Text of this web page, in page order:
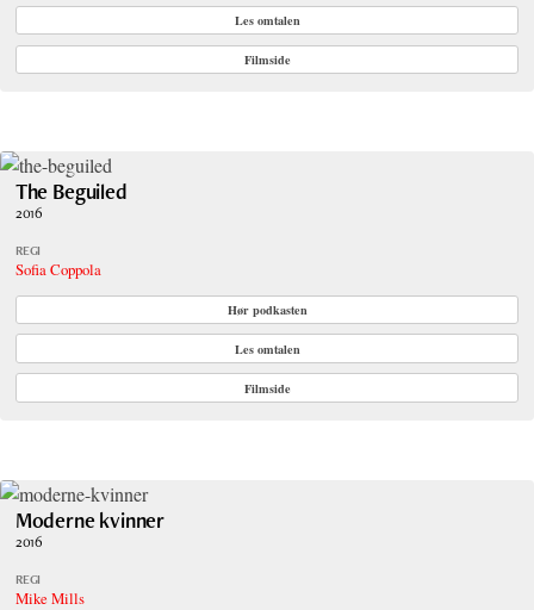
Les omtalen
Filmside
The Beguiled
2016
REGI
Sofia Coppola
Hør podkasten
Les omtalen
Filmside
Moderne kvinner
2016
REGI
Mike Mills